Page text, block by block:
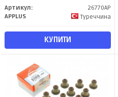
Артикул:
26770AP
APPLUS
Туреччина
КУПИТИ